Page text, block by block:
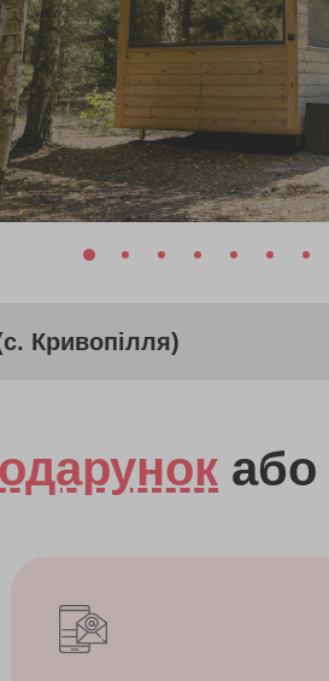
Кривопілля)
або